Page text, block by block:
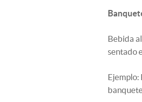
Bebida
sentado
Ejemplo: